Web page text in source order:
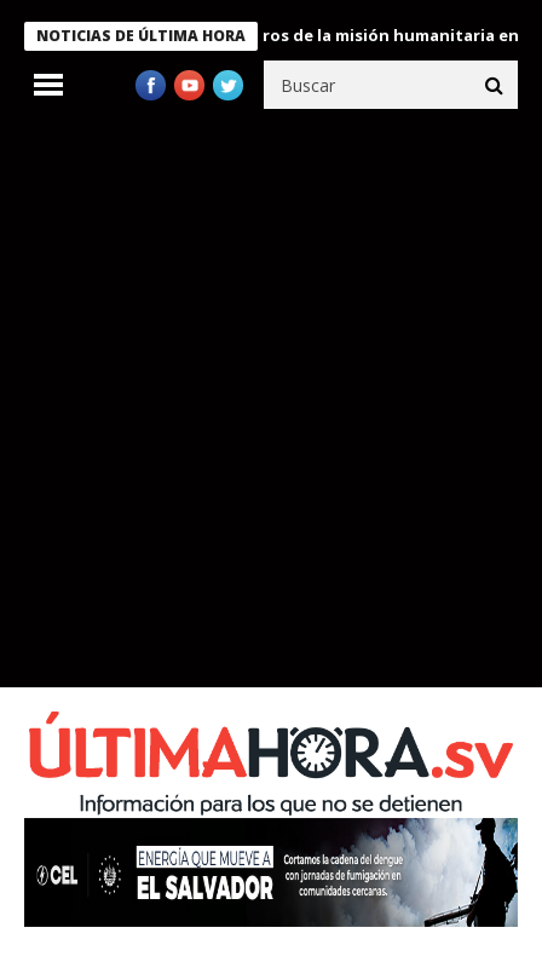
NOTICIAS DE ÚLTIMA HORA
condecora a miembros de la misión humanitaria enviada a